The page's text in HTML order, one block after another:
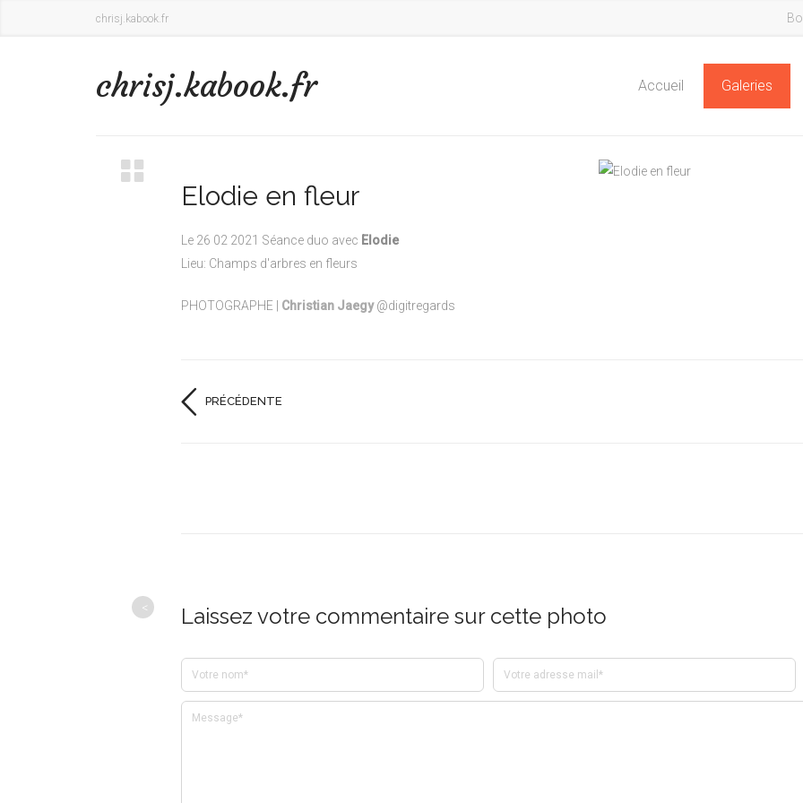
chrisj.kabook.fr
chrisj.kabook.fr Accueil Galeries
<
Elodie en fleur
Le 26 02 2021 Séance duo avec Elodie
Lieu: Champs d'arbres en fleurs
PHOTOGRAPHE | Christian Jaegy@digitregards
PRÉCÉDENTE
Laissez votre commentaire sur cette photo